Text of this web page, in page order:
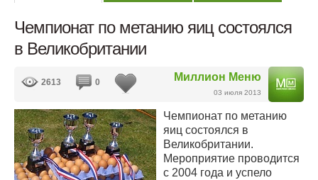
Чемпионат по метанию яиц состоялся
в Великобритании
Миллион Меню
03 июля 2013
2613 0
Чемпионат по метанию
яиц состоялся в
Великобритании.
Мероприятие проводится
с 2004 года и успело